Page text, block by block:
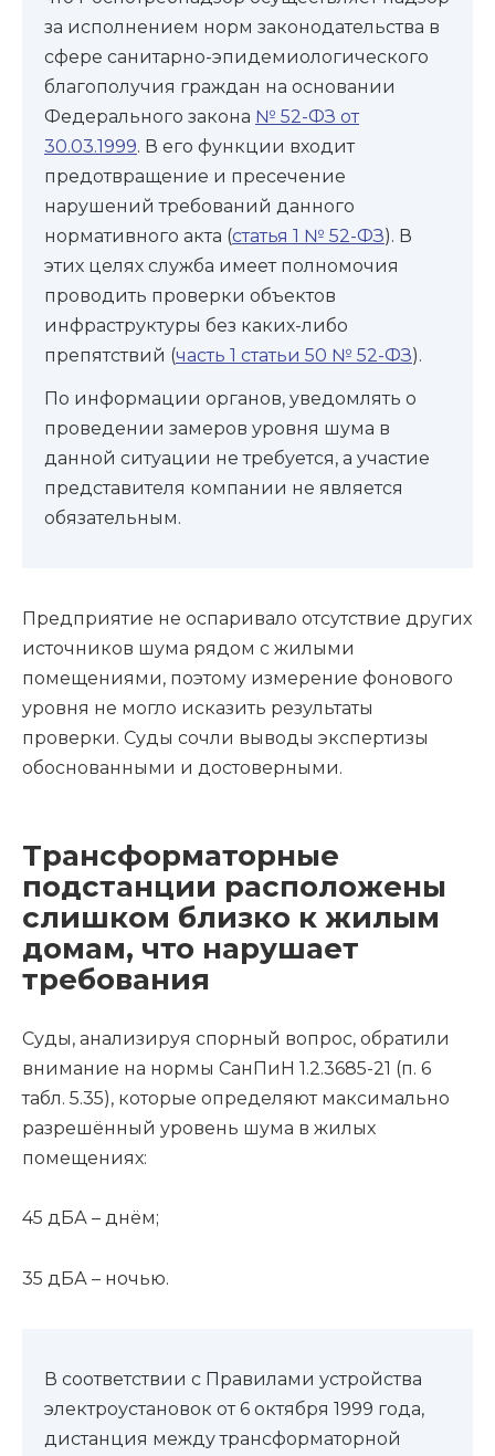
за исполнением норм законодательства в
сфере санитарно-эпидемиологического
благополучия граждан на основании
Федерального закона № 52-ФЗ от
30.03.1999. В его функции входит
предотвращение и пресечение
нарушений требований данного
нормативного акта (статья 1 № 52-ФЗ). В
этих целях служба имеет полномочия
проводить проверки объектов
инфраструктуры без каких-либо
препятствий (часть 1 статьи 50 № 52-ФЗ).
По информации органов, уведомлять о
проведении замеров уровня шума в
данной ситуации не требуется, а участие
представителя компании не является
обязательным.
Предприятие не оспаривало отсутствие других
источников шума рядом с жилыми
помещениями, поэтому измерение фонового
уровня не могло исказить результаты
проверки. Суды сочли выводы экспертизы
обоснованными и достоверными.
Трансформаторные
подстанции расположены
слишком близко к жилым
домам, что нарушает
требования
Суды, анализируя спорный вопрос, обратили
внимание на нормы СанПиН 1.2.3685-21 (п. 6
табл. 5.35), которые определяют максимально
разрешённый уровень шума в жилых
помещениях:
45 дБА – днём;
35 дБА – ночью.
В соответствии с Правилами устройства
электроустановок от 6 октября 1999 года,
дистанция между трансформаторной